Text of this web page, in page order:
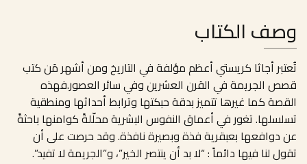
وصف الكتاب
تُعتبر أجاثا كريستي أعظم مؤلفة في التاريخ ومن أشهر مَن كتب
قصص الجريمة في القرن العشرين وفي سائر العصور.فهذه
القصة كما غيرها تتميز بدقة حبكتها وترابط أحداثها ومنطقية
تسلسلها. تغور في أعماق النفوس البشرية محلّلةً كوامنها باحثةً
عن دوافعها بعبقرية فذة وبصيرة نافذة. وقد حرصت على أن
تقول لنا فيها دائماً : “لا بد أن ينتصر الخير”، و”الجريمة لا تفيد”.